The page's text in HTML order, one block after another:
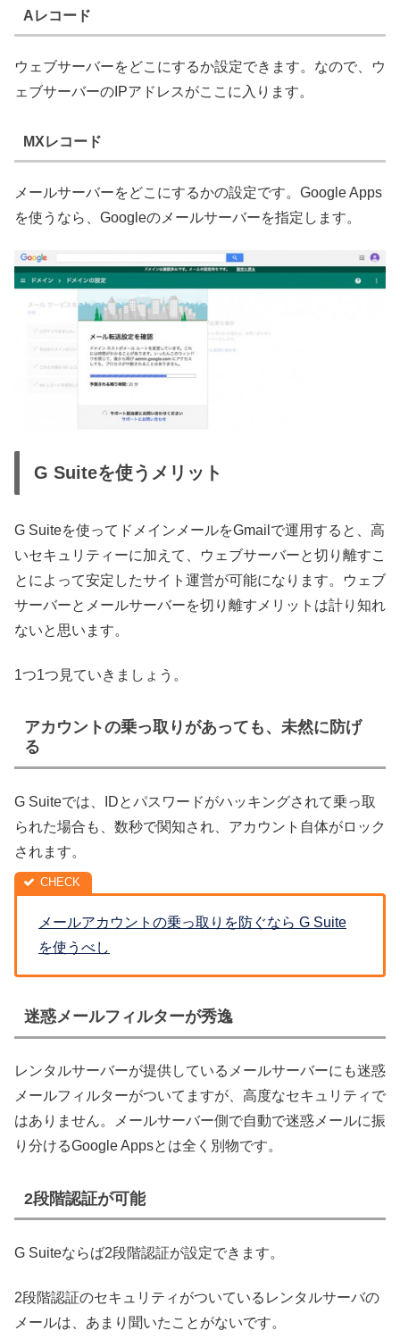
Aレコード
ウェブサーバーをどこにするか設定できます。なので、ウ
ェブサーバーのIPアドレスがここに入ります。
MXレコード
メールサーバーをどこにするかの設定です。Google Apps
を使うなら、Googleのメールサーバーを指定します。
G Suiteを使うメリット
G Suiteを使ってドメインメールをGmailで運用すると、高
いセキュリティーに加えて、ウェブサーバーと切り離すこ
とによって安定したサイト運営が可能になります。ウェブ
サーバーとメールサーバーを切り離すメリットは計り知れ
ないと思います。
1つ1つ見ていきましょう。
アカウントの乗っ取りがあっても、未然に防げ
る
G Suiteでは、IDとパスワードがハッキングされて乗っ取
られた場合も、数秒で関知され、アカウント自体がロック
されます。
メールアカウントの乗っ取りを防ぐなら G Suite
を使うべし
迷惑メールフィルターが秀逸
レンタルサーバーが提供しているメールサーバーにも迷惑
メールフィルターがついてますが、高度なセキュリティで
はありません。メールサーバー側で自動で迷惑メールに振
り分けるGoogle Appsとは全く別物です。
2段階認証が可能
G Suiteならば2段階認証が設定できます。
2段階認証のセキュリティがついているレンタルサーバの
メールは、あまり聞いたことがないです。